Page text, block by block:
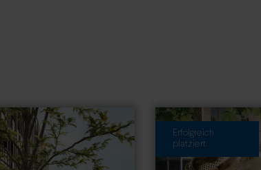
Erfolgreich
platziert